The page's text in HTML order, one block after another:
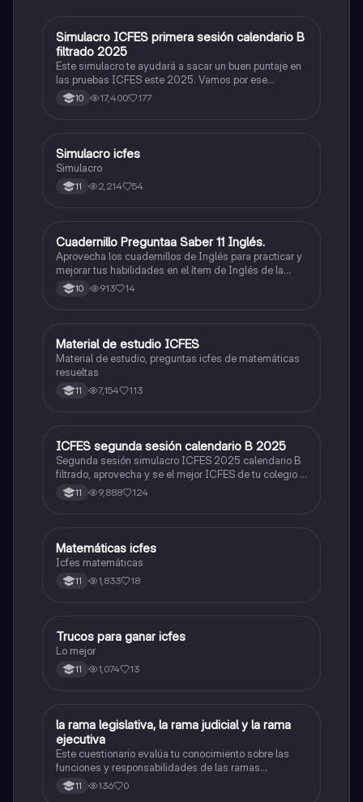
ICFES: Matemáticas
Simulacro ICFES primera sesión calendario B
filtrado 2025
Este simulacro te ayudará a sacar un buen puntaje en
las pruebas ICFES este 2025. Vamos por ese
500/500. Y poder ser admitido en la universidad que
quieras, estudiar la carrera que quieres y no la que te
10 17,400 177
ICFES: Lectura Crítica
Simulacro icfes
Simulacro
11 2,214 54
ICFES: Inglés
Cuadernillo Preguntaa Saber 11 Inglés.
Aprovecha los cuadernillos de Inglés para practicar y
mejorar tus habilidades en el ítem de Inglés de la
Prueba Saber 11. 🫡
10 913 14
ICFES: Matemáticas
Material de estudio ICFES
Material de estudio, preguntas icfes de matemáticas
resueltas
11 7,154 113
ICFES: Lectura Crítica
ICFES segunda sesión calendario B 2025
Segunda sesión simulacro ICFES 2025 calendario B
filtrado, aprovecha y se el mejor ICFES de tu colegio y
poder ingresar a universidad, y estudiar aquella
carrera con la que tanto sueñas.
11 9,888 124
ICFES: Matemáticas
Matemáticas icfes
Icfes matemáticas
11 1,833 18
Química
Trucos para ganar icfes
Lo mejor
11 1,074 13
LSociales/Historia
la rama legislativa, la rama judicial y la rama
ejecutiva
Este cuestionario evalúa tu conocimiento sobre las
funciones y responsabilidades de las ramas
legislativa, judicial y ejecutiva.
11 136 0